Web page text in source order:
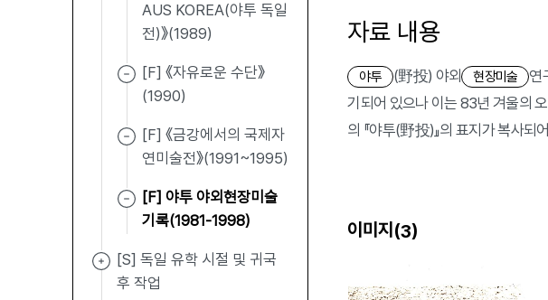
AUS KOREA(야투 독일
전)》(1989)
[F] 《자유로운 수단》
(1990)
[F] 《금강에서의 국제자
연미술전》(1991~1995)
[F] 야투 야외현장미술
기록(1981-1998)
[S] 독일 유학 시절 및 귀국
후 작업
자료 내용
야투 (野投) 야외 현장미술
연
기되어 있으나 이는 83년 겨울의
의 『야투(野投)』의 표지가 복사되
이미지(3)